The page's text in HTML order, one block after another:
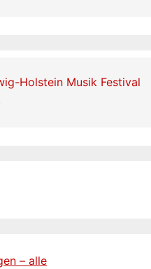
Holstein Musik Festival
– alle